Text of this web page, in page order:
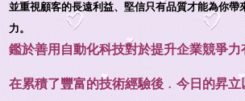
並重視顧客的長遠利益、堅信只有品質才能為你帶
力。
鑑於善用自動化科技對於提升企業競爭力
在累積了豐富的技術經驗後﹒今日的昇立